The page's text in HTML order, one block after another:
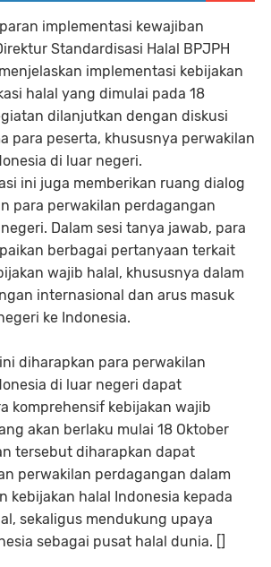
implementasi kewajiban
Standardisasi Halal BPJPH
implementasi kebijakan
halal yang dimulai pada 18
dilanjutkan dengan diskusi
para peserta, khususnya perwakilan
di luar negeri.
ini juga memberikan ruang dialog
para perwakilan perdagangan
Dalam sesi tanya jawab, para
berbagai pertanyaan terkait
wajib halal, khususnya dalam
internasional dan arus masuk
ke Indonesia.
diharapkan para perwakilan
di luar negeri dapat
komprehensif kebijakan wajib
akan berlaku mulai 18 Oktober
tersebut diharapkan dapat
perwakilan perdagangan dalam
kebijakan halal Indonesia kepada
sekaligus mendukung upaya
sebagai pusat halal dunia. []